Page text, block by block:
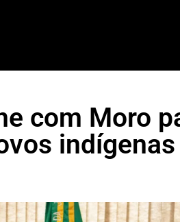
com Moro
indígenas